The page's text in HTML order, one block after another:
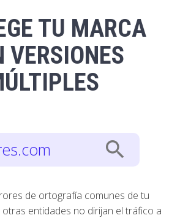
TU MARCA
VERSIONES
search
de ortografía comunes de tu
entidades no dirijan el tráfico a